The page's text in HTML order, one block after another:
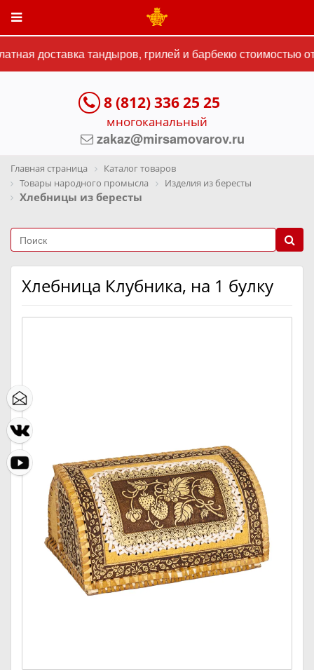
доставка тандыров, грилей и барбекю стоимостью
8 (812) 336 25 25
многоканальный
zakaz@mirsamovarov.ru
Главная страница
Каталог товаров
Товары народного промысла
Изделия из бересты
Хлебницы из бересты
Хлебница Клубника, на 1 булку